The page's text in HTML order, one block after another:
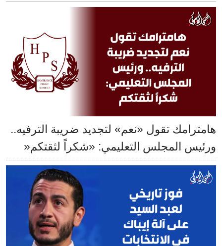
هامترامك تقول «نعم» لتجديد ضريبة الترفيه..
ورئيس المجلس التعليمي: «شكراً لثقتكم«